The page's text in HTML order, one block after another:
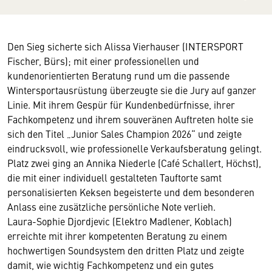
Den Sieg sicherte sich Alissa Vierhauser (INTERSPORT
Fischer, Bürs); mit einer professionellen und
kundenorientierten Beratung rund um die passende
Wintersportausrüstung überzeugte sie die Jury auf ganzer
Linie. Mit ihrem Gespür für Kundenbedürfnisse, ihrer
Fachkompetenz und ihrem souveränen Auftreten holte sie
sich den Titel „Junior Sales Champion 2026“ und zeigte
eindrucksvoll, wie professionelle Verkaufsberatung gelingt.
Platz zwei ging an Annika Niederle (Café Schallert, Höchst),
die mit einer individuell gestalteten Tauftorte samt
personalisierten Keksen begeisterte und dem besonderen
Anlass eine zusätzliche persönliche Note verlieh.
Laura-Sophie Djordjevic (Elektro Madlener, Koblach)
erreichte mit ihrer kompetenten Beratung zu einem
hochwertigen Soundsystem den dritten Platz und zeigte
damit, wie wichtig Fachkompetenz und ein gutes